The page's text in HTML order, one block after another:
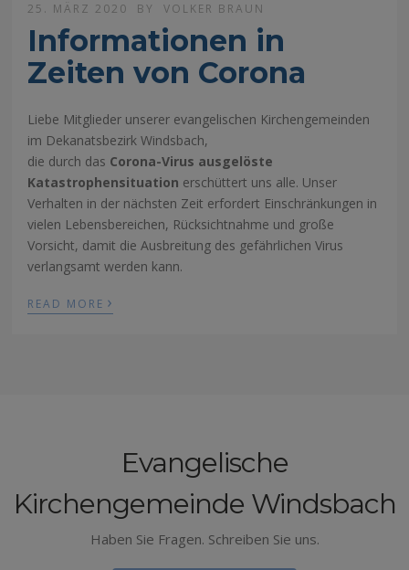
25. MÄRZ 2020 BY VOLKER BRAUN
Informationen in
Zeiten von Corona
Liebe Mitglieder unserer evangelischen Kirchengemeinden
im Dekanatsbezirk Windsbach,
die durch das Corona-Virus ausgelöste
Katastrophensituation erschüttert uns alle. Unser
Verhalten in der nächsten Zeit erfordert Einschränkungen in
vielen Lebensbereichen, Rücksichtnahme und große
Vorsicht, damit die Ausbreitung des gefährlichen Virus
verlangsamt werden kann.
READ MORE ›
Evangelische
Kirchengemeinde Windsbach
Haben Sie Fragen. Schreiben Sie uns.